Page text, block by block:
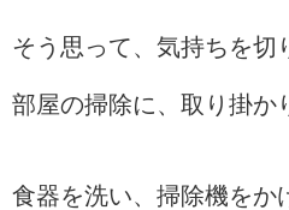
そう思って、気持ちを切
部屋の掃除に、取り掛か
食器を洗い、掃除機をか